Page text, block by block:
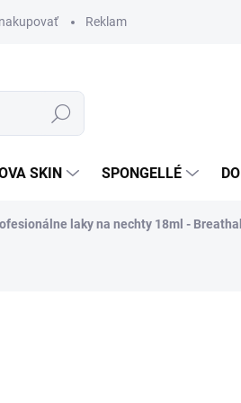
Reklamačný poriadok
Hľadať
SKIN SPONGELLÉ
laky na nechty 18ml -